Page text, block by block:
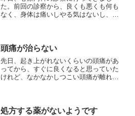
た。前回の診察から、良くも悪くも何も
なく、身体は痛いしやる気はないし、朝
ました。関節の痛いのは乳腺...
頭痛が治らない
先日、起き上がれないくらいの頭痛があ
ってから、すぐに良くなると思っていた
けれど、なかなかしつこい頭痛が離れて
バクになります。心臓バク...
処方する薬がないようです